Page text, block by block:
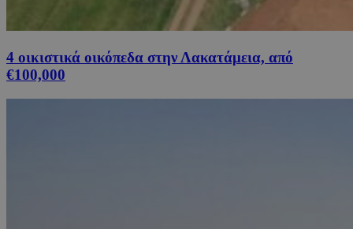
4 οικιστικά οικόπεδα στην Λακατάμεια, από
€100,000